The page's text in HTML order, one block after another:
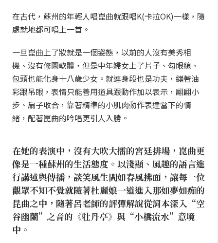
在古代，蘇州的年輕人唱崑曲就跟唱K(卡拉OK)一樣，隨
處就地都可唱上一首。
一旦崑曲上了妝就是一個姿態，以前的人沒有美秀相
機、沒有修圖軟體，但是中年婦女上了片子、勾眼線、
包頭也能化身十八歲少女。就連身段也是功夫，繃著油
彩跟吊眼，表情只能善用道具跟動作加以表示，翩翩小
步、扇子收合，靠著精準的小肌肉動作表達當下的情
緒，配著崑曲的吟唱更引人入勝。
在她的表演中，沒有大吹大擂的宮廷排場，崑曲更
像是一種蘇州的生活態度。以淺顯、風趣的語言進
行講述與傳播，談笑風生間如春風拂面，讓每一位
觀眾不知不覺就隨著杜麗娘一道進入那如夢如痴的
昆曲之中，隨著呂老師的評彈解說從詞本深入“空
谷幽蘭”之音的《牡丹亭》與“小橋流水”意境
中。